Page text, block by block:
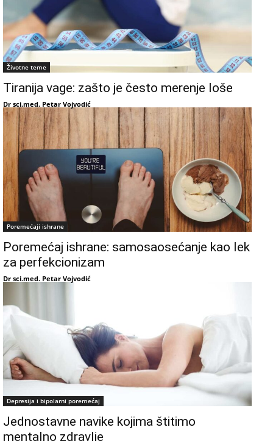
Životne teme
Tiranija vage: zašto je često merenje loše
Dr sci.med. Petar Vojvodić
Poremećaji ishrane
Poremećaj ishrane: samosaosećanje kao lek
za perfekcionizam
Dr sci.med. Petar Vojvodić
Depresija i bipolarni poremećaj
Jednostavne navike kojima štitimo
mentalno zdravlje